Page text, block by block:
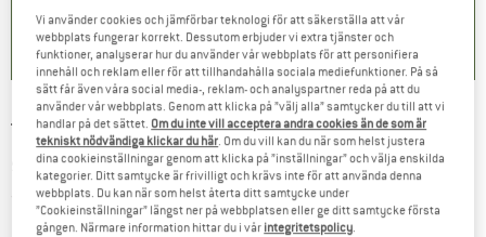
) 0,0(0
4,6(
TRANQUILLO -Women's Jerseytop Junaa - T-
shirt
(0)
Vi använder cookies och jämförbar teknologi för att säkerställa att vår
webbplats fungerar korrekt. Dessutom erbjuder vi extra tjänster och
funktioner, analyserar hur du använder vår webbplats för att personifiera
innehåll och reklam eller för att tillhandahålla sociala mediefunktioner. På så
sätt får även våra social media-, reklam- och analyspartner reda på att du
använder vår webbplats. Genom att klicka på ”välj alla” samtycker du till att vi
handlar på det sättet. Om du inte vill acceptera andra cookies än de som är
tekniskt nödvändiga klickar du här. Om du vill kan du när som helst justera
dina cookieinställningar genom att klicka på ”inställningar” och välja enskilda
kategorier. Ditt samtycke är frivilligt och krävs inte för att använda denna
webbplats. Du kan när som helst återta ditt samtycke under
”Cookieinställningar” längst ner på webbplatsen eller ge ditt samtycke första
gången. Närmare information hittar du i vår integritetspolicy.